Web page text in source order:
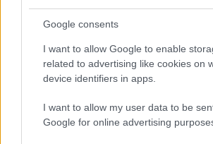
Google consents
I want to allow Google to enable
related to advertising like cookies on
device identifiers in apps.
I want to allow my user data to be
Google for online advertising
Η υπηρεσία που «είδε»
Από τις μειώσεις των δεικτών
κυρίως των τιμών σε:
καύσιμα και λιπαντικά. Μέρος της